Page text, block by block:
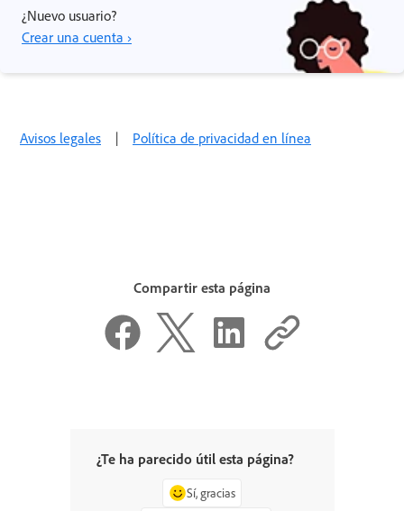
¿Nuevo usuario?
Crear una cuenta ›
Avisos legales | Política de privacidad en línea
Compartir esta página
¿Te ha parecido útil esta página?
Sí, gracias